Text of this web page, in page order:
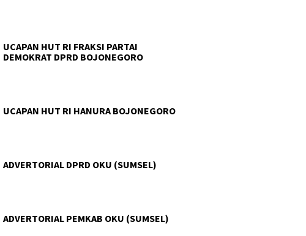
UCAPAN HUT RI FRAKSI PARTAI
DEMOKRAT DPRD BOJONEGORO
UCAPAN HUT RI HANURA BOJONEGORO
ADVERTORIAL DPRD OKU (SUMSEL)
ADVERTORIAL PEMKAB OKU (SUMSEL)